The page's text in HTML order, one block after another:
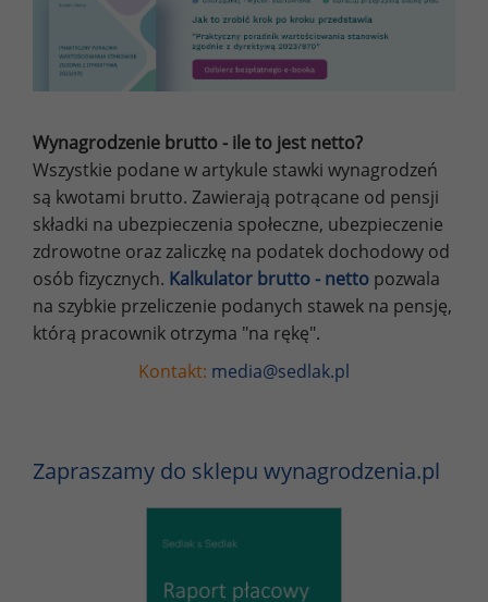
Wynagrodzenie brutto - ile to jest netto?
Wszystkie podane w artykule stawki wynagrodzeń
są kwotami brutto. Zawierają potrącane od pensji
składki na ubezpieczenia społeczne, ubezpieczenie
zdrowotne oraz zaliczkę na podatek dochodowy od
osób fizycznych. Kalkulator brutto - netto pozwala
na szybkie przeliczenie podanych stawek na pensję,
którą pracownik otrzyma "na rękę".
Kontakt: media@sedlak.pl
Zapraszamy do sklepu wynagrodzenia.pl